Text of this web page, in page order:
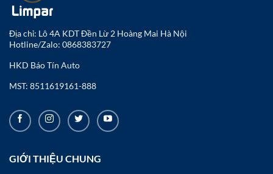
Địa chỉ: Lô 4A KDT Đền Lừ 2 Hoàng Mai Hà Nội
Hotline/Zalo: 0868383727
HKD Báo Tín Auto
MST: 8511619161-888
GIỚI THIỆU CHUNG